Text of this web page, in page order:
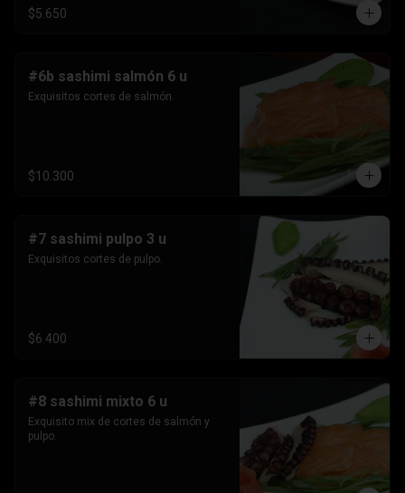
$5.650
#6b sashimi salmón 6 u
Exquisitos cortes de salmón.
$10.300
#7 sashimi pulpo 3 u
Exquisitos cortes de pulpo.
$6.400
#8 sashimi mixto 6 u
Exquisito mix de cortes de salmón y
pulpo.